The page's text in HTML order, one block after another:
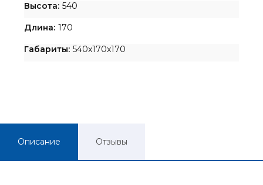
Высота: 540
Длина: 170
Габариты: 540x170x170
Описание Отзывы